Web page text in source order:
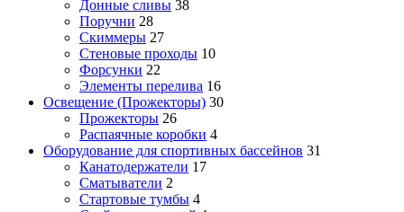
Донные сливы 38
Поручни 28
Скиммеры 27
Стеновые проходы 10
Форсунки 22
Элементы перелива 16
Освещение (Прожекторы) 30
Прожекторы 26
Распаячные коробки 4
Оборудование для спортивных бассейнов 31
Канатодержатели 17
Сматыватели 2
Стартовые тумбы 4